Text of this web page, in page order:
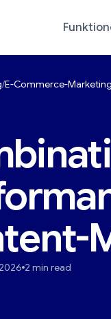
E-Commerce-
2 min read